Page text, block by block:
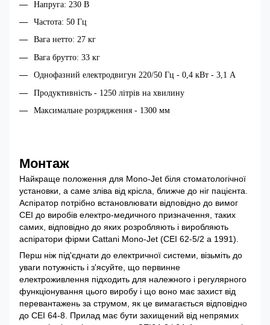
Напруга: 230 В
Частота: 50 Гц
Вага нетто: 27 кг
Вага брутто: 33 кг
Однофазний електродвигун 220/50 Гц - 0,4 кВт - 3,1 А
Продуктивність - 1250 літрів на хвилину
Максимальне розрядження - 1300 мм
Монтаж
Найкраще положення для Mono-Jet біля стоматологічної
установки, а саме зліва від крісла, ближче до ніг пацієнта.
Аспіратор потрібно встановлювати відповідно до вимог
CEI до виробів електро-медичного призначення, таких
самих, відповідно до яких розробляють і виробляють
аспіратори фірми Cattani Mono-Jet (CEI 62-5/2 а 1991).
Перш ніж під'єднати до електричної системи, візьміть до
уваги потужність і з'ясуйте, що первинне
електроживлення підходить для належного і регулярного
функціонування цього виробу і що воно має захист від
перевантажень за струмом, як це вимагається відповідно
до CEI 64-8. Прилад має бути захищений від непрямих